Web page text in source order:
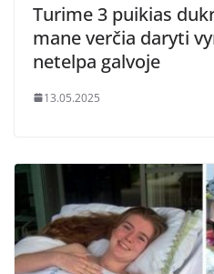
Turime 3 puikias
mane verčia daryti
netelpa galvoje
13.05.2025